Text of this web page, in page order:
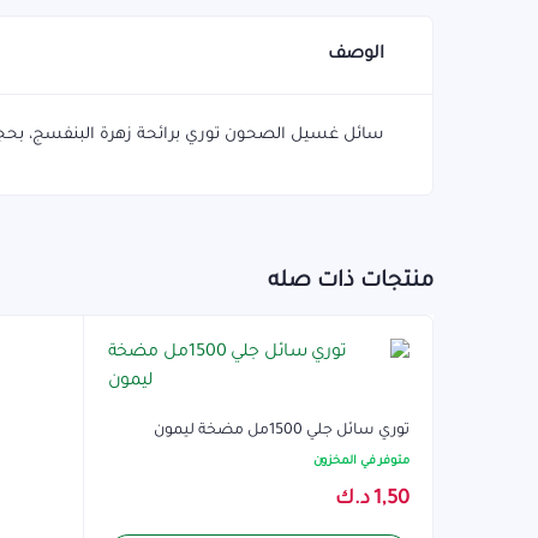
الوصف
سائل غسيل الصحون توري برائحة زهرة البنفسج، بحجم 430 مل، يمنح نظافة ورائحة
منتجات ذات صله
توري سائل جلي 1500مل مضخة ليمون
متوفر في المخزون
1,50 د.ك